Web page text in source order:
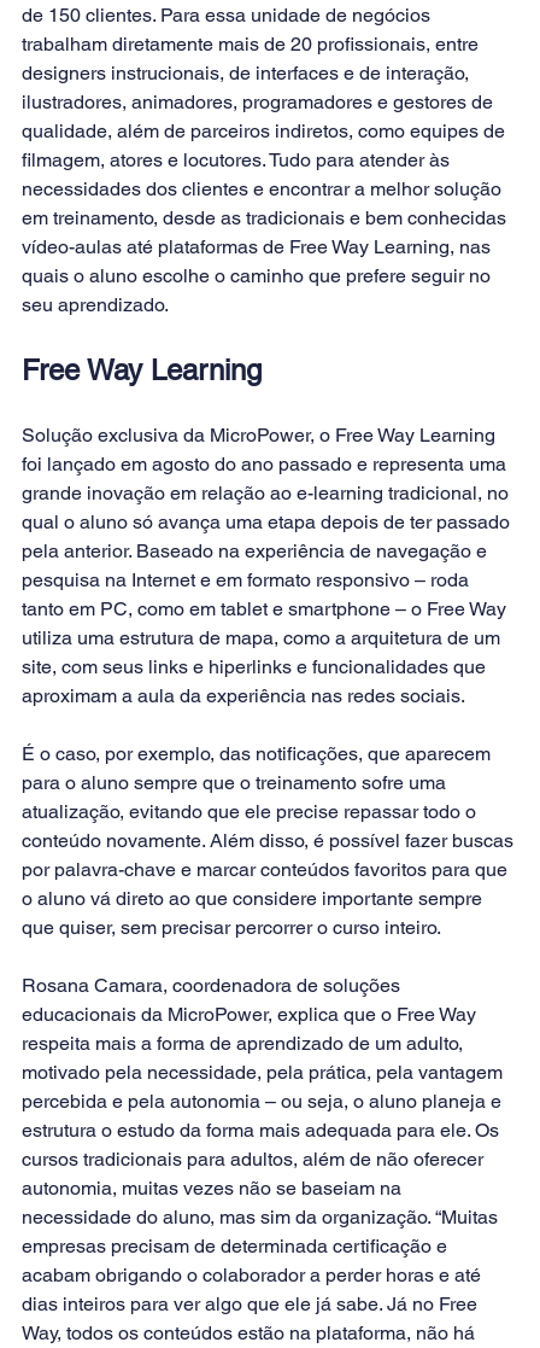
de 150 clientes. Para essa unidade de negócios
trabalham diretamente mais de 20 profissionais, entre
designers instrucionais, de interfaces e de interação,
ilustradores, animadores, programadores e gestores de
qualidade, além de parceiros indiretos, como equipes de
filmagem, atores e locutores. Tudo para atender às
necessidades dos clientes e encontrar a melhor solução
em treinamento, desde as tradicionais e bem conhecidas
vídeo-aulas até plataformas de Free Way Learning, nas
quais o aluno escolhe o caminho que prefere seguir no
seu aprendizado.
Free Way Learning
Solução exclusiva da MicroPower, o Free Way Learning
foi lançado em agosto do ano passado e representa uma
grande inovação em relação ao e-learning tradicional, no
qual o aluno só avança uma etapa depois de ter passado
pela anterior. Baseado na experiência de navegação e
pesquisa na Internet e em formato responsivo – roda
tanto em PC, como em tablet e smartphone – o Free Way
utiliza uma estrutura de mapa, como a arquitetura de um
site, com seus links e hiperlinks e funcionalidades que
aproximam a aula da experiência nas redes sociais.
É o caso, por exemplo, das notificações, que aparecem
para o aluno sempre que o treinamento sofre uma
atualização, evitando que ele precise repassar todo o
conteúdo novamente. Além disso, é possível fazer buscas
por palavra-chave e marcar conteúdos favoritos para que
o aluno vá direto ao que considere importante sempre
que quiser, sem precisar percorrer o curso inteiro.
Rosana Camara, coordenadora de soluções
educacionais da MicroPower, explica que o Free Way
respeita mais a forma de aprendizado de um adulto,
motivado pela necessidade, pela prática, pela vantagem
percebida e pela autonomia – ou seja, o aluno planeja e
estrutura o estudo da forma mais adequada para ele. Os
cursos tradicionais para adultos, além de não oferecer
autonomia, muitas vezes não se baseiam na
necessidade do aluno, mas sim da organização. “Muitas
empresas precisam de determinada certificação e
acabam obrigando o colaborador a perder horas e até
dias inteiros para ver algo que ele já sabe. Já no Free
Way, todos os conteúdos estão na plataforma, não há